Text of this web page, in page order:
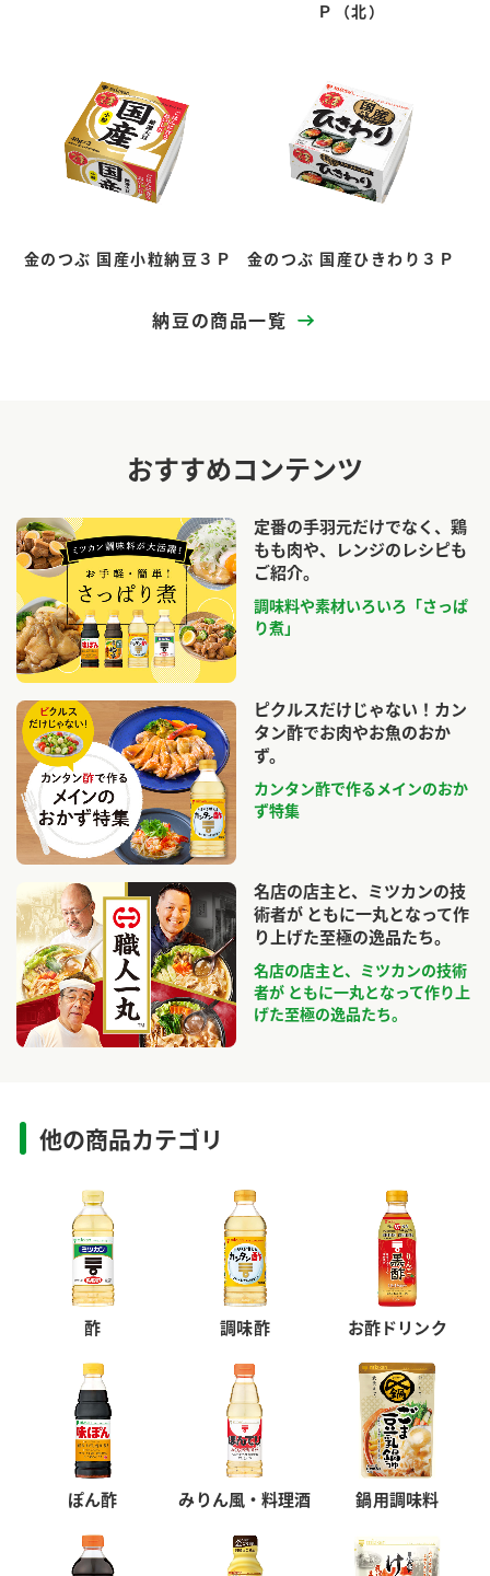
Ｐ（北）
金のつぶ 国産小粒納豆３Ｐ 金のつぶ 国産ひきわり３Ｐ
納豆の商品一覧
おすすめコンテンツ
定番の手羽元だけでなく、鶏
もも肉や、レンジのレシピも
ご紹介。
調味料や素材いろいろ「さっぱ
り煮」
ピクルスだけじゃない！カン
タン酢でお肉やお魚のおか
ず。
カンタン酢で作るメインのおか
ず特集
名店の店主と、ミツカンの技
術者が ともに一丸となって作
り上げた至極の逸品たち。
名店の店主と、ミツカンの技術
者が ともに一丸となって作り上
げた至極の逸品たち。
他の商品カテゴリ
酢 調味酢 お酢ドリンク
ぽん酢 みりん風・料理酒 鍋用調味料